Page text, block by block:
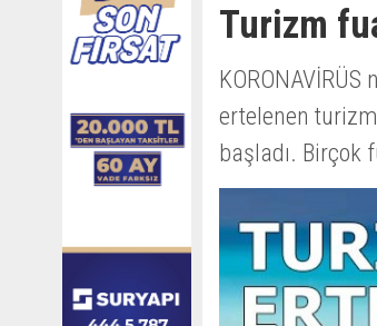
Turizm
KORONAVİRÜS
ertelenen
başladı. Birçok